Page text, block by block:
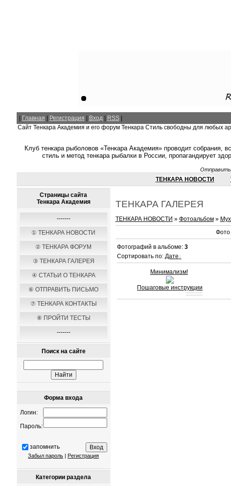
Главная Регистрация Вход| RSS|
Сайт Тенкара Академия и его форум Тенкара Стиль свободны для любых
Клуб тенкара рыболовов «Тенкара Академия» проводит собрания,
стиль и метод тенкара рыбалки в России, пропагандирует
Отправить
ТЕНКАРА НОВОСТИ
Страницы сайта
Тенкара Академия
-------
① ТЕНКАРА НОВОСТИ
② ТЕНКАРА ФОРУМ
③ ТЕНКАРА ГАЛЕРЕЯ
④ СТАТЬИ О ТЕНКАРА
⑥ ОТПРАВИТЬ ПИСЬМО
⑦ ТЕНКАРА КОНТАКТЫ
⑧ ПРОЙТИ ТЕСТЫ
-------
Поиск на сайте
Форма входа
Логин:
Пароль:
запомнить
Забыл пароль Регистрация
Категории раздела
ТЕНКАРА ГАЛЕРЕЯ
ТЕНКАРА НОВОСТИ » Фотоальбом»
Фото
Фотографий в альбоме: 3
Сортировать по: Дате
Минимализм!
Пошаговые инструкции